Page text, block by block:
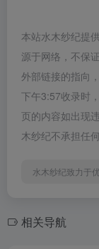
本站水木纱纪提
源于网络，不保
外部链接的指向
下午3:57收录时
页的内容如出现
木纱纪不承担任何
水木纱纪致力于
相关导航